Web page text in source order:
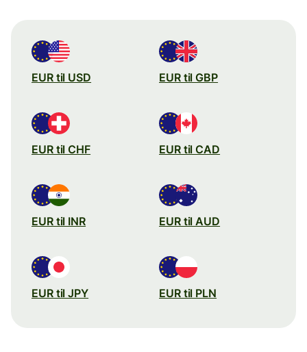
EUR til USD EUR til GBP
EUR til CHF EUR til CAD
EUR til INR EUR til AUD
EUR til JPY EUR til PLN